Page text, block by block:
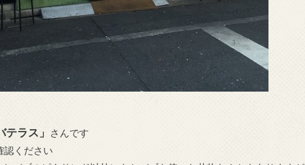
テラス」
さんです
認ください